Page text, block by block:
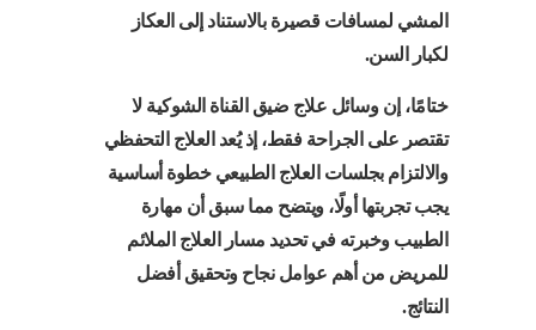
المشي لمسافات قصيرة بالاستناد إلى العكاز
لكبار السن.
ختامًا، إن وسائل علاج ضيق القناة الشوكية لا
تقتصر على الجراحة فقط، إذ يُعد العلاج التحفظي
والالتزام بجلسات العلاج الطبيعي خطوة أساسية
يجب تجربتها أولًا، ويتضح مما سبق أن مهارة
الطبيب وخبرته في تحديد مسار العلاج الملائم
للمريض من أهم عوامل نجاح وتحقيق أفضل
النتائج.